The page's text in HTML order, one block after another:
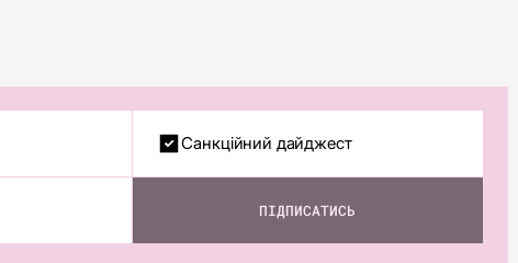
Санкційний дайджест
ПІДПИСАТИСЬ